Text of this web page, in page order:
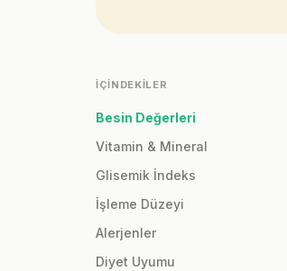
İÇINDEKILER
Besin Değerleri
Vitamin & Mineral
Glisemik İndeks
İşleme Düzeyi
Alerjenler
Diyet Uyumu